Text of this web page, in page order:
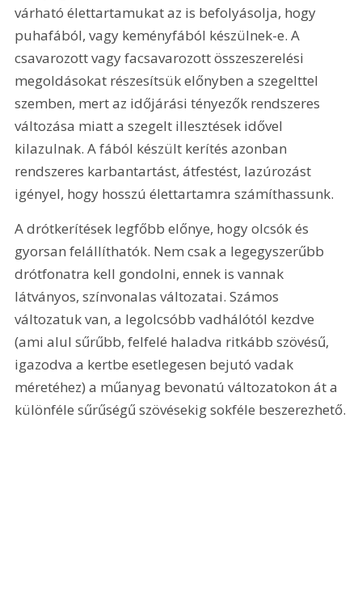
várható élettartamukat az is befolyásolja, hogy
puhafából, vagy keményfából készülnek-e. A
csavarozott vagy facsavarozott összeszerelési
megoldásokat részesítsük előnyben a szegelttel
szemben, mert az időjárási tényezők rendszeres
változása miatt a szegelt illesztések idővel
kilazulnak. A fából készült kerítés azonban
rendszeres karbantartást, átfestést, lazúrozást
igényel, hogy hosszú élettartamra számíthassunk.
A drótkerítések legfőbb előnye, hogy olcsók és
gyorsan felállíthatók. Nem csak a legegyszerűbb
drótfonatra kell gondolni, ennek is vannak
látványos, színvonalas változatai. Számos
változatuk van, a legolcsóbb vadhálótól kezdve
(ami alul sűrűbb, felfelé haladva ritkább szövésű,
igazodva a kertbe esetlegesen bejutó vadak
méretéhez) a műanyag bevonatú változatokon át a
különféle sűrűségű szövésekig sokféle beszerezhető.